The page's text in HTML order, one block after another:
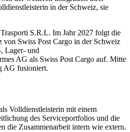
in der Schweiz, sie
S.R.L. Im Jahr 2027 folgt die
von Swiss Post Cargo in der Schweiz
Lager- und
AG als Swiss Post Cargo auf. Mitte
AG fusioniert.
Volldienstleisterin mit einem
des Serviceportfolios und die
die Zusammenarbeit intern wie extern.